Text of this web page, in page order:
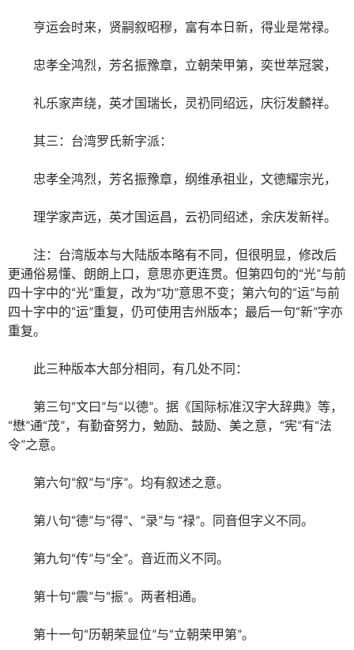
亨运会时来，贤嗣叙昭穆，富有本日新，得业是常禄。
忠孝全鸿烈，芳名振豫章，立朝荣甲第，奕世萃冠裳，
礼乐家声绕，英才国瑞长，灵礽同绍远，庆衍发麟祥。
其三：台湾罗氏新字派：
忠孝全鸿烈，芳名振豫章，纲维承祖业，文德耀宗光，
理学家声远，英才国运昌，云礽同绍述，余庆发新祥。
注：台湾版本与大陆版本略有不同，但很明显，修改后
更通俗易懂、朗朗上口，意思亦更连贯。但第四句的“光”与前
四十字中的“光”重复，改为“功”意思不变；第六句的“运”与前
四十字中的“运”重复，仍可使用吉州版本；最后一句“新”字亦
重复。
此三种版本大部分相同，有几处不同：
第三句“文曰”与“以德”。据《国际标准汉字大辞典》等，
“懋”通“茂”，有勤奋努力，勉励、鼓励、美之意，“宪”有“法
令”之意。
第六句“叙”与“序”。均有叙述之意。
第八句“德”与“得”、“录”与 “禄”。同音但字义不同。
第九句“传”与“全”。音近而义不同。
第十句“震”与“振”。两者相通。
第十一句“历朝荣显位”与“立朝荣甲第”。